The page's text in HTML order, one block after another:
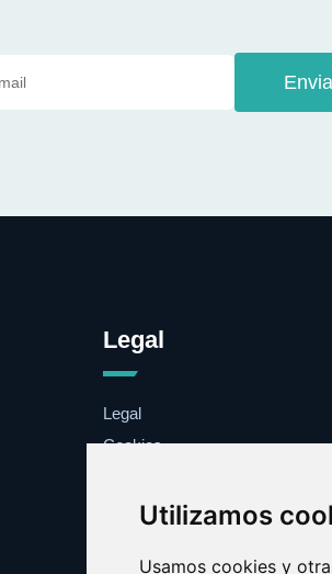
Utilizamos
Usamos cookies y
Legal
Legal
Cookies